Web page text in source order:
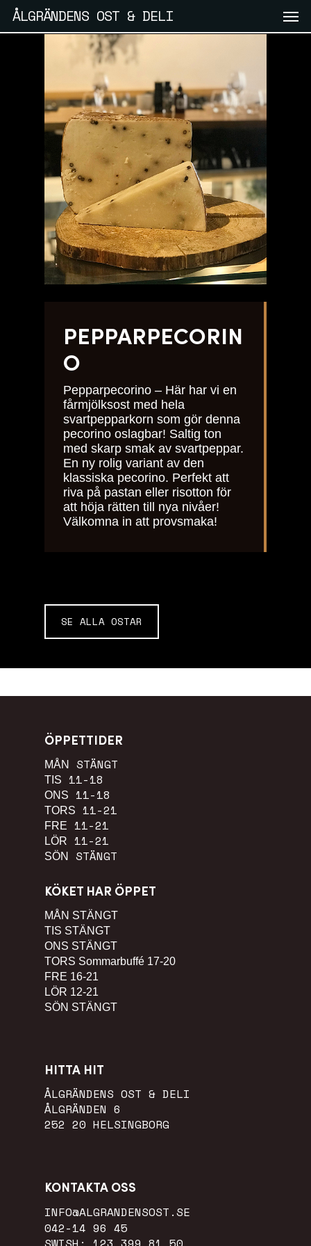
SkipÅLGRÄNDENS OST & DELI
PEPPARPECORIN
O
Pepparpecorino – Här har vi en
fårmjölksost med hela
svartpepparkorn som gör denna
pecorino oslagbar! Saltig ton
med skarp smak av svartpeppar.
En ny rolig variant av den
klassiska pecorino. Perfekt att
riva på pastan eller risotton för
att höja rätten till nya nivåer!
Välkomna in att provsmaka!
SE ALLA OSTAR
ÖPPETTIDER
MÅN
STÄNGT
TIS 11-18
ONS 11-18
TORS 11-21
FRE 11-21
LÖR 11-21
SÖN STÄNGT
KÖKET HAR ÖPPET
MÅN STÄNGT
TIS STÄNGT
ONS STÄNGT
TORS Sommarbuffé 17-20
FRE 16-21
LÖR 12-21
SÖN STÄNGT
HITTA HIT
ÅLGRÄNDENS OST & DELI
ÅLGRÄNDEN 6
252 20 HELSINGBORG
KONTAKTA OSS
INFO@ALGRANDENSOST.SE
042-14 96 45